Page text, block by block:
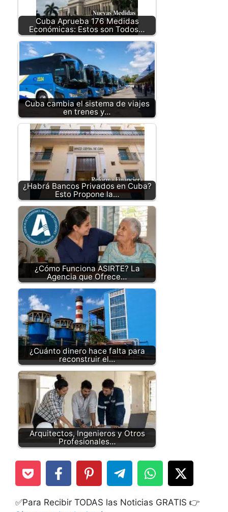
Cuba Aprueba 176 Medidas
Económicas: Estos son Todos…
Cuba cambia el sistema de viajes
en trenes y…
¿Habrá Bancos Privados en Cuba?
Esto Propone la…
¿Cómo Funciona ASIRTE? La
Agencia que Ofrece…
¿Cuánto dinero hace falta para
reconstruir el…
Arquitectos, Ingenieros y Otros
Profesionales…
✅Para Recibir TODAS las Noticias GRATIS 👉